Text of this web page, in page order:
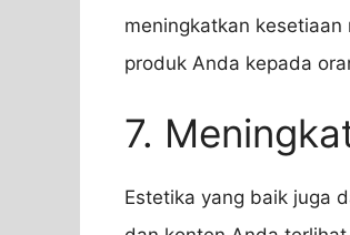
meningkatkan
produk Anda kepada
7.
Estetika yang baik juga